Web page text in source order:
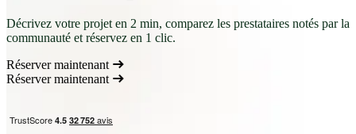
Décrivez votre projet en 2 min, comparez les prestataires notés par la
communauté et réservez en 1 clic.
Réserver maintenant
Réserver maintenant